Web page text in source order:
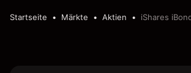
Startseite Märkte Aktien iShares iBonds